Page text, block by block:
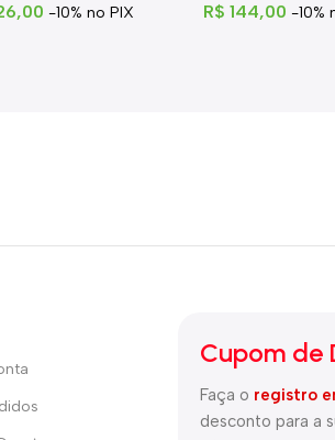
-10% no PIX R$ 144,00 -10%
Cupom de
Faça o registro
desconto para a